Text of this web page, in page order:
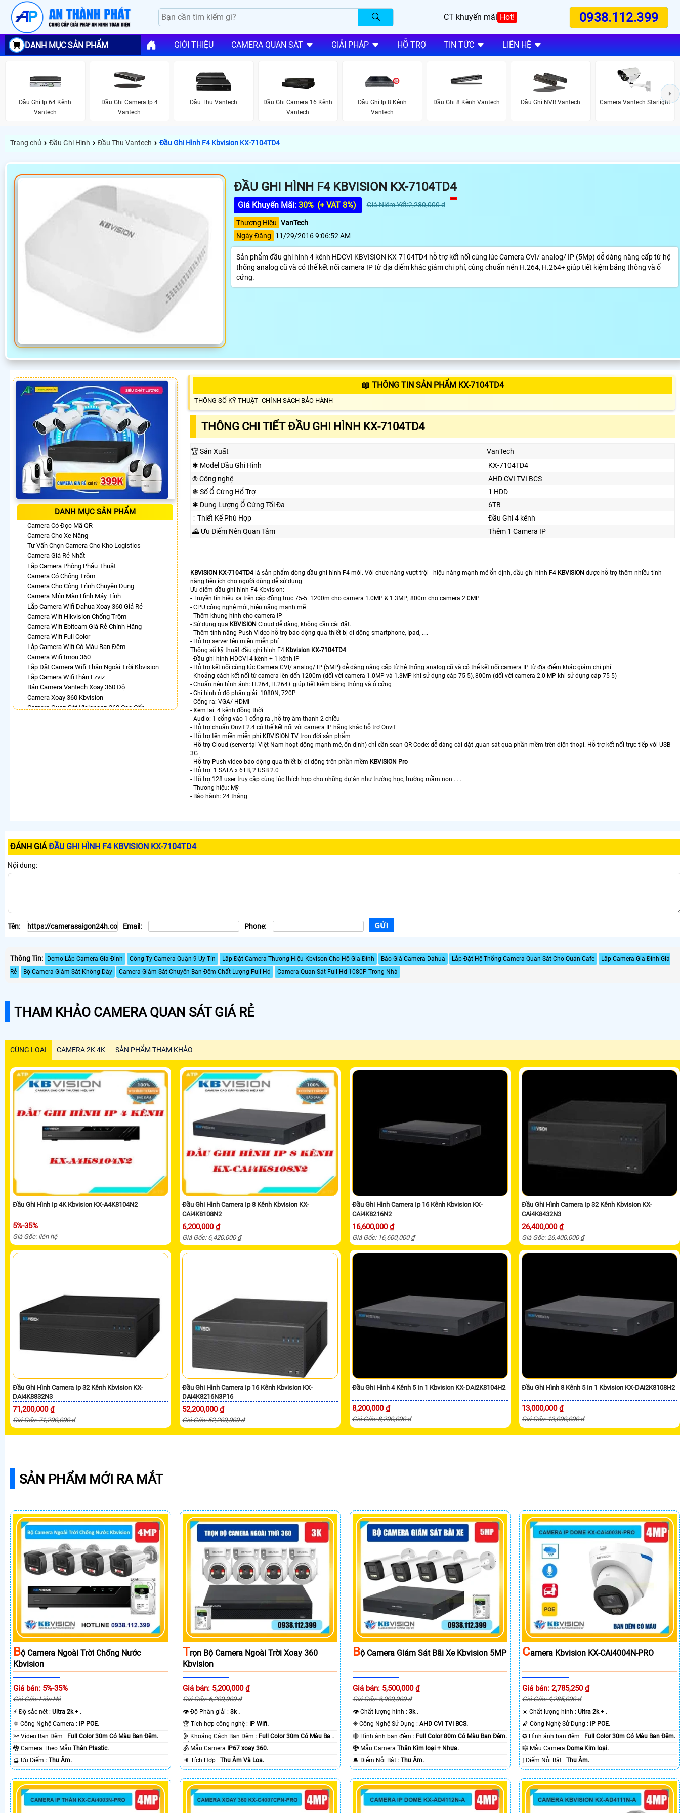
CT khuyến mãi Hot! 0938.112.399
DANH MỤC SẢN PHẨM GIỚI THIỆU CAMERA QUAN SÁT GIẢI PHÁP HỖ TRỢ TIN TỨC LIÊN HỆ
Đầu Ghi Ip 64 Kênh
Vantech
Đầu Ghi Camera Ip 4
Vantech
Đầu Thu Vantech
Đầu Ghi Camera 16 Kênh
Vantech
Đầu Ghi Ip 8 Kênh
Vantech
Đầu Ghi 8 Kênh Vantech Đầu Ghi NVR Vantech Camera Vantech Starlight
Trang chủ › Đầu Ghi Hình › Đầu Thu Vantech › Đầu Ghi Hình F4 Kbvision KX-7104TD4
ĐẦU GHI HÌNH F4 KBVISION KX-7104TD4
Giá Khuyến Mãi: 30% (+ VAT 8%) Giá Niêm Yết:2,280,000 ₫
Thương Hiệu VanTech
Ngày Đăng
11/29/2016 9:06:52 AM
Sản phẩm đầu ghi hình 4 kênh HDCVI KBVISION KX-7104TD4 hỗ trợ kết nối cùng lúc Camera CVI/ analog/ IP (5Mp) dễ dàng nâng cấp từ hệ
thống analog cũ và có thể kết nối camera IP từ địa điểm khác giảm chi phí, cùng chuẩn nén H.264, H.264+ giúp tiết kiệm băng thông và ổ
cứng.
DANH MỤC SẢN PHẨM
Camera Có Đọc Mã QR
Camera Cho Xe Nâng
Tư Vấn Chọn Camera Cho Kho Logistics
Camera Giá Rẻ Nhất
Lắp Camera Phòng Phẩu Thuật
Camera Có Chống Trộm
Camera Cho Công Trình Chuyên Dụng
Camera Nhìn Màn Hình Máy Tính
Lắp Camera Wifi Dahua Xoay 360 Giá Rẻ
Camera Wifi Hikvision Chống Trộm
Camera Wifi Ebitcam Giá Rẻ Chính Hãng
Camera Wifi Full Color
Lắp Camera Wifi Có Màu Ban Đêm
Camera Wifi Imou 360
Lắp Đặt Camera Wifi Thân Ngoài Trời Kbvision
Lắp Camera WifiThân Ezviz
Bán Camera Vantech Xoay 360 Độ
Camera Xoay 360 Kbvision
Camera Quan Sát Visioncop 360 Cao Cấp
Lắp Camera Wifi Giá Rẻ Chính Hãng
Lắp Camera Công Trình Giá Rẻ
📖 THÔNG TIN SẢN PHẨM KX-7104TD4
THÔNG SỐ KỸ THUẬT CHÍNH SÁCH BẢO HÀNH
THÔNG CHI TIẾT ĐẦU GHI HÌNH KX-7104TD4
🏆 Sản Xuất
VanTech
✱ Model Đầu Ghi Hình
KX-7104TD4
®️ Công nghệ
AHD CVI TVI BCS
❃ Số Ổ Cứng Hổ Trợ
1 HDD
✱ Dung Lượng Ổ Cứng Tối Đa
6TB
↕️ Thiết Kế Phù Hợp
Đầu Ghi 4 kênh
🌄 Ưu Điểm Nên Quan Tâm
Thêm 1 Camera IP
KBVISION KX-7104TD4 là sản phẩm dòng đầu ghi hình F4 mới. Với chức năng vượt trội - hiệu năng mạnh mẽ ổn định, đầu ghi hình F4 KBVISION được hỗ trợ thêm nhiều tính
năng tiện ích cho người dùng dễ sử dụng.
Ưu điểm đầu ghi hình F4 Kbvision:
- Truyền tín hiệu xa trên cáp đồng trục 75-5: 1200m cho camera 1.0MP & 1.3MP; 800m cho camera 2.0MP
- CPU công nghệ mới, hiệu năng mạnh mẽ
- Thêm khung hình cho camera IP
- Sử dụng qua KBVISION Cloud dễ dàng, không cần cài đặt.
- Thêm tính năng Push Video hỗ trợ báo động qua thiết bị di động smartphone, Ipad, ....
- Hỗ trợ server tên miền miễn phí
Thông số kỹ thuật đầu ghi hình F4 Kbvision KX-7104TD4:
- Đầu ghi hình HDCVI 4 kênh + 1 kênh IP
- Hỗ trợ kết nối cùng lúc Camera CVI/ analog/ IP (5MP) dễ dàng nâng cấp từ hệ thống analog cũ và có thể kết nối camera IP từ địa điểm khác giảm chi phí
- Khoảng cách kết nối từ camera lên đến 1200m (đối với camera 1.0MP và 1.3MP khi sử dụng cáp 75-5), 800m (đối với camera 2.0 MP khi sử dụng cáp 75-5)
- Chuẩn nén hình ảnh: H.264, H.264+ giúp tiết kiệm băng thông và ổ cứng
- Ghi hình ở độ phân giải: 1080N, 720P
- Cổng ra: VGA/ HDMI
- Xem lại: 4 kênh đồng thời
- Audio: 1 cổng vào 1 cổng ra , hỗ trợ âm thanh 2 chiều
- Hỗ trợ chuẩn Onvif 2.4 có thể kết nối với camera IP hãng khác hỗ trợ Onvif
- Hỗ trợ tên miền miễn phí KBVISION.TV trọn đời sản phẩm
- Hỗ trợ Cloud (server tại Việt Nam hoạt động mạnh mẽ, ổn định) chỉ cần scan QR Code: dễ dàng cài đặt ,quan sát qua phần mềm trên điện thoại. Hỗ trợ kết nối trực tiếp với USB
3G
- Hỗ trợ Push video báo động qua thiết bị di động trên phần mềm KBVISION Pro
- Hỗ trợ: 1 SATA x 6TB, 2 USB 2.0
- Hỗ trợ 128 user truy cập cùng lúc thích hợp cho những dự án như trường học, trường mầm non .....
- Thương hiệu: Mỹ
- Bảo hành: 24 tháng.
ĐÁNH GIÁĐẦU GHI HÌNH F4 KBVISION KX-7104TD4
Nội dung:
Tên: Email: Phone:
Thông Tin: Demo Lắp Camera Gia Đình Công Ty Camera Quận 9 Uy Tín Lắp Đặt Camera Thương Hiệu Kbvison Cho Hộ Gia Đình Báo Giá Camera Dahua Lắp Đặt Hệ Thống Camera Quan Sát Cho Quán Cafe
Lắp Camera Gia Đình Giá
Rẻ
Bộ Camera Giám Sát Không Dây Camera Giám Sát Chuyên Ban Đêm Chất Lượng Full Hd Camera Quan Sát Full Hd 1080P Trong Nhà
THAM KHẢO CAMERA QUAN SÁT GIÁ RẺ
CÙNG LOẠI CAMERA 2K 4K SẢN PHẨM THAM KHẢO
Đầu Ghi Hình Ip 4K Kbvision KX-A4K8104N2
5%-35%
Giá Gốc: liên hệ
Đầu Ghi Hình Camera Ip 8 Kênh Kbvision KX-
CAi4K8108N2
6,200,000 ₫
Giá Gốc: 6,420,000 ₫
Đầu Ghi Hình Camera Ip 16 Kênh Kbvision KX-
CAi4K8216N2
16,600,000 ₫
Giá Gốc: 16,600,000 ₫
Đầu Ghi Hình Camera Ip 32 Kênh Kbvision KX-
CAi4K8432N3
26,400,000 ₫
Giá Gốc: 26,400,000 ₫
Đầu Ghi Hình Camera Ip 32 Kênh Kbvision KX-
DAi4K8832N3
71,200,000 ₫
Giá Gốc: 71,200,000 ₫
Đầu Ghi Hình Camera Ip 16 Kênh Kbvision KX-
DAi4K8216N3P16
52,200,000 ₫
Giá Gốc: 52,200,000 ₫
Đầu Ghi Hình 4 Kênh 5 In 1 Kbvision KX-DAi2K8104H2
8,200,000 ₫
Giá Gốc: 8,200,000 ₫
Đầu Ghi Hình 8 Kênh 5 In 1 Kbvision KX-DAi2K8108H2
13,000,000 ₫
Giá Gốc: 13,000,000 ₫
SẢN PHẨM MỚI RA MẮT
BỘ Camera Ngoài Trời Chống Nước
Kbvision
Giá bán: 5%-35%
Giá Gốc: Liên Hệ
️⚡ Độ sắc nét : Ultra 2k + .
⚛️ Công Nghệ Camera : IP POE.
🔦 Video Ban Đêm : Full Color 30m Có Màu Ban Ðêm.
🐉️ Camera Theo Mẫu Thân Plastic.
️🔮 Ưu Điểm : Thu Âm.
TRọn Bộ Camera Ngoài Trời Xoay 360
Kbvision
Giá bán: 5,200,000 ₫
Giá Gốc: 6,200,000 ₫
👁 Độ Phân giải :3k .
🏆 Tích hợp công nghệ : IP Wifi.
🌛 Khoảng Cách Ban Đêm : Full Color 30m Có Màu Ban
Ðêm.🕉️ Mẫu Camera IP67 xoay 360.
️🔈 Tích Hợp :Thu Âm Và Loa.
BỘ Camera Giám Sát Bãi Xe Kbvision 5MP
Giá bán: 5,500,000 ₫
Giá Gốc: 8,900,000 ₫
👁 Chất lượng hình : 3k .
✳️ Công Nghệ Sử Dụng : AHD CVI TVI BCS.
🔴 Hình ảnh ban đêm : Full Color 80m Có Màu Ban Ðêm.
🐉️ Mẫu Camera Thân Kim loại + Nhựa.
️🔔 Điểm Nỗi Bật : Thu Âm.
CAmera Kbvision KX-CAi4004N-PRO
Giá bán: 2,785,250 ₫
Giá Gốc: 4,285,000 ₫
☀️ Chất lượng hình :Ultra 2k + .
🌠 Công Nghệ Sử Dụng : IP POE.
✪ Hình ảnh ban đêm : Full Color 30m Có Màu Ban Ðêm.
🎼️ Mẫu Camera Dome Kim loại.
️ƒ Điểm Nỗi Bật :Thu Âm.